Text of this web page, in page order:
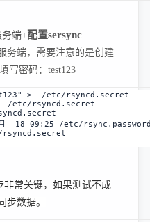
务端+配置sersync
务端，需要注意的是创建
写密码：test123
> /etc/rsyncd.secret
/etc/rsyncd.secret
09:25 /etc/
非常关键，如果测试不成
步数据。